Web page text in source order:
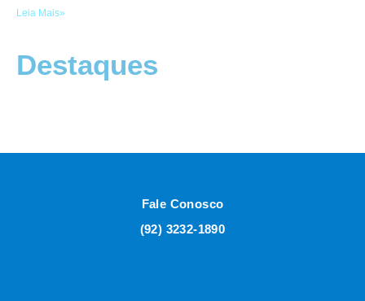
Leia Mais»
Destaques
Fale Conosco
(92) 3232-1890